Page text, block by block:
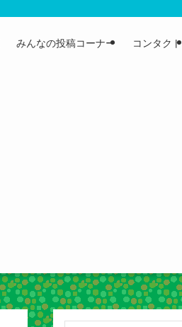
みんなの投稿コーナー コンタクト